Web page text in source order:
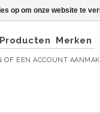
Producten Merken
OF EEN ACCOUNT
op om onze website te